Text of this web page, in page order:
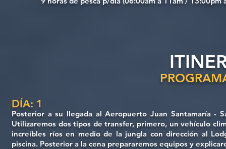
DÍA: 1
Posterior a su llegada al Aeropuerto Juan Santamaría -
Utilizaremos dos tipos de transfer, primero, un vehículo
increíbles ríos en medio de la jungla con dirección al
piscina. Posterior a la cena prepararemos equipos y